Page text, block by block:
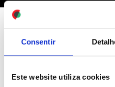
Consentir
Este website utiliza cookies«